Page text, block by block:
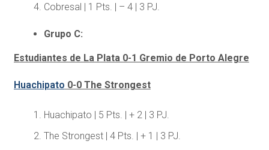
Cobresal | 1 Pts. | – 4 | 3 PJ.
Grupo C:
Estudiantes de La Plata 0-1 Gremio de Porto Alegre
Huachipato 0-0 The Strongest
Huachipato | 5 Pts. | + 2 | 3 PJ.
The Strongest | 4 Pts. | + 1 | 3 PJ.